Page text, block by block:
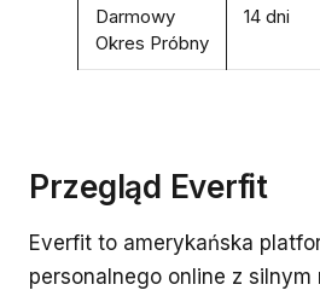
Darmowy
Okres Próbny
14 dni
Przegląd Everfit
Everfit to amerykańska
personalnego online z silnym